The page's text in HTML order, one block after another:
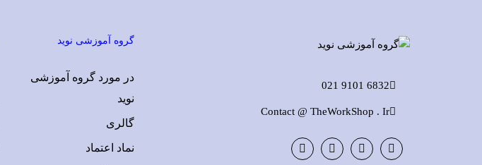
6832 9101 021
Contact @ TheWorkShop . Ir
گروه آموزشی نوید
در مورد گروه آموزشی
نوید
گالری
نماد اعتماد